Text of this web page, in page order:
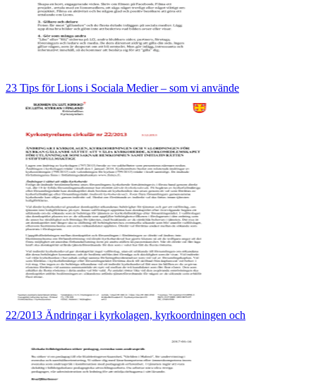
23 Tips för Lions i Sociala Medier – som vi använde
22/2013 Ändringar i kyrkolagen, kyrkoordningen och